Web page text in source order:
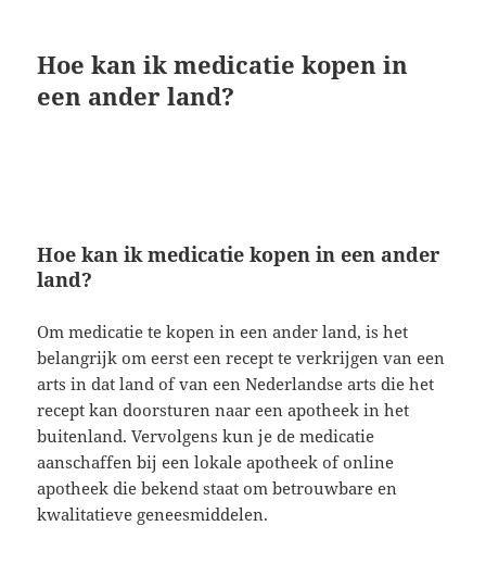
Hoe kan ik medicatie kopen in
een ander land?
Hoe kan ik medicatie kopen in een ander
land?
Om medicatie te kopen in een ander land, is het
belangrijk om eerst een recept te verkrijgen van een
arts in dat land of van een Nederlandse arts die het
recept kan doorsturen naar een apotheek in het
buitenland. Vervolgens kun je de medicatie
aanschaffen bij een lokale apotheek of online
apotheek die bekend staat om betrouwbare en
kwalitatieve geneesmiddelen.